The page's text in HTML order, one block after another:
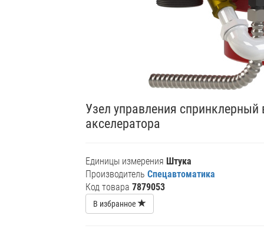
Узел управления
акселератора
Единицы измерения Штука
Производитель Спецавтоматика
Код товара 7879053
В избранное